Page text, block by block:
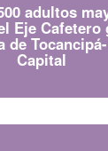
adultos
Eje Cafetero
de
Capital